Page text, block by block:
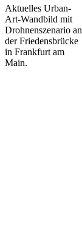
Aktuelles Urban-
Art-Wandbild mit
Drohnenszenario an
der Friedensbrücke
in Frankfurt am
Main.